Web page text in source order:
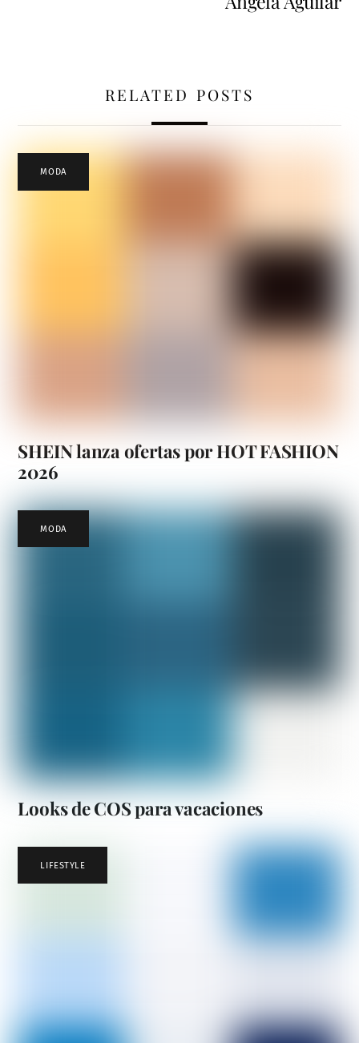
RELATED POSTS
MODA
SHEIN lanza ofertas por HOT FASHION
2026
MODA
Looks de COS para vacaciones
LIFESTYLE